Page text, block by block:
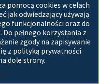
do listy przyjaciół będą
się w panelu
szybko sprawdzić ich
Zależnie od
mogą być
dodany do listy wrogów,
pomocą cookies w celach
jak odwiedzający używają
funkcjonalności oraz do
pełnego korzystania z
zgody na zapisywanie
z polityką prywatności
dole strony.